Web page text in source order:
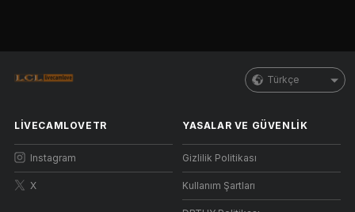
Türkçe
LIVECAMLOVETR
Instagram
X
YASALAR VE GÜVENLIK
Gizlilik Politikası
Kullanım Şartları